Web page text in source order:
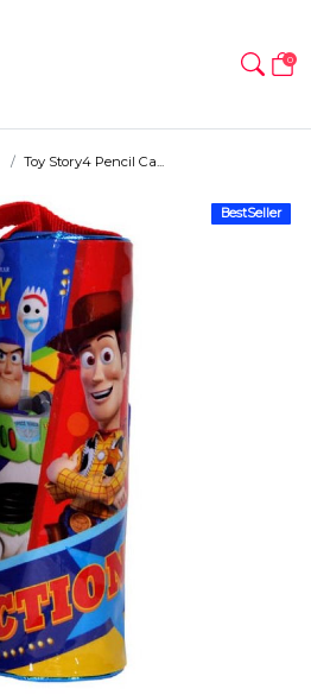
0
Toy Story4 Pencil Ca...
BestSeller